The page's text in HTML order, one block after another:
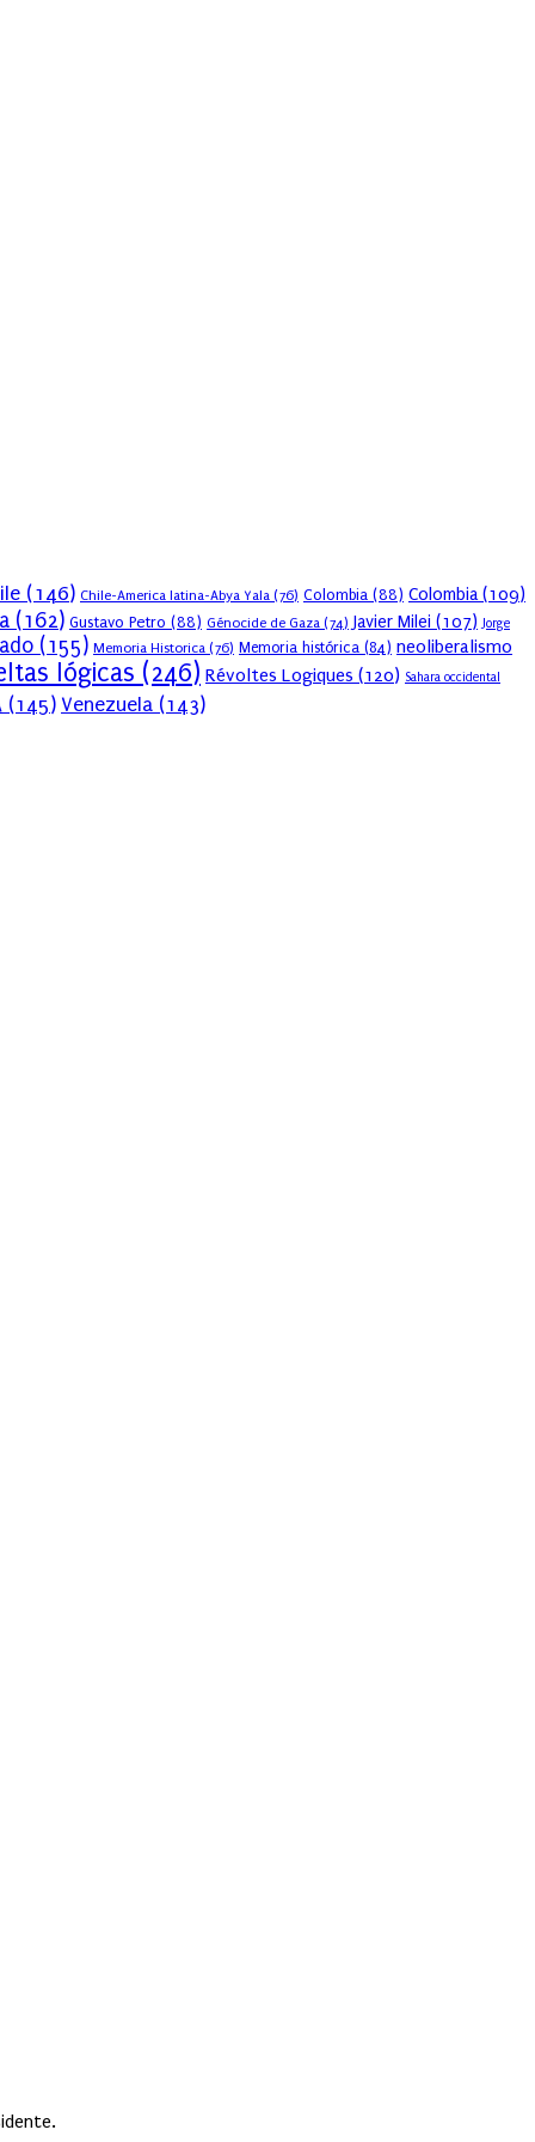
(146) Chile-America latina-Abya Yala (76) Colombia (88) Colombia(109)
(162) Gustavo Petro (88) Génocide de Gaza (74) Javier Milei (107) Jorge
(155) Memoria Historica (76) Memoria histórica (84) neoliberalismo
lógicas (246) Révoltes Logiques (120) Sahara occidental
(145) Venezuela (143)